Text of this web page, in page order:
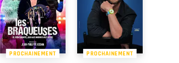
PROCHAINEMENT PROCHAINEMENT